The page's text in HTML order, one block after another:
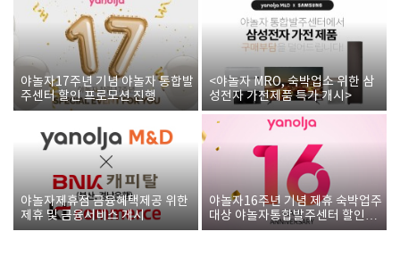
야놀자17주년 기념 야놀자 통합발
주센터 할인 프로모션 진행
<야놀자 MRO, 숙박업소 위한 삼
성전자 가전제품 특가 개시>
야놀자제휴점 금융혜택제공 위한
제휴 및 금융서비스 게시
야놀자16주년 기념 제휴 숙박업주
대상 야놀자통합발주센터 할인쿠
폰 증정